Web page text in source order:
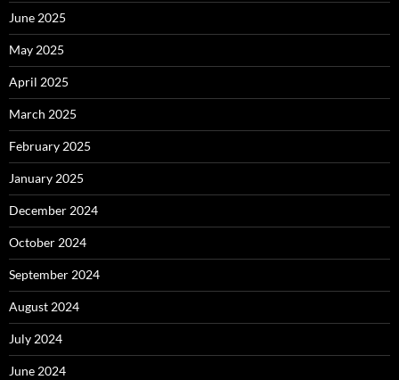
June 2025
May 2025
April 2025
March 2025
February 2025
January 2025
December 2024
October 2024
September 2024
August 2024
July 2024
June 2024